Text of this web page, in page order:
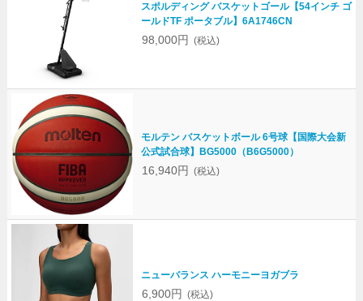
スポルディング バスケットゴール【54インチ ゴ
ールドTF ポータブル】6A1746CN
98,000円 (税込)
モルテン バスケットボール 6号球【国際大会新
公式試合球】BG5000（B6G5000）
16,940円 (税込)
ニューバランス ハーモニーヨガブラ
6,900円 (税込)